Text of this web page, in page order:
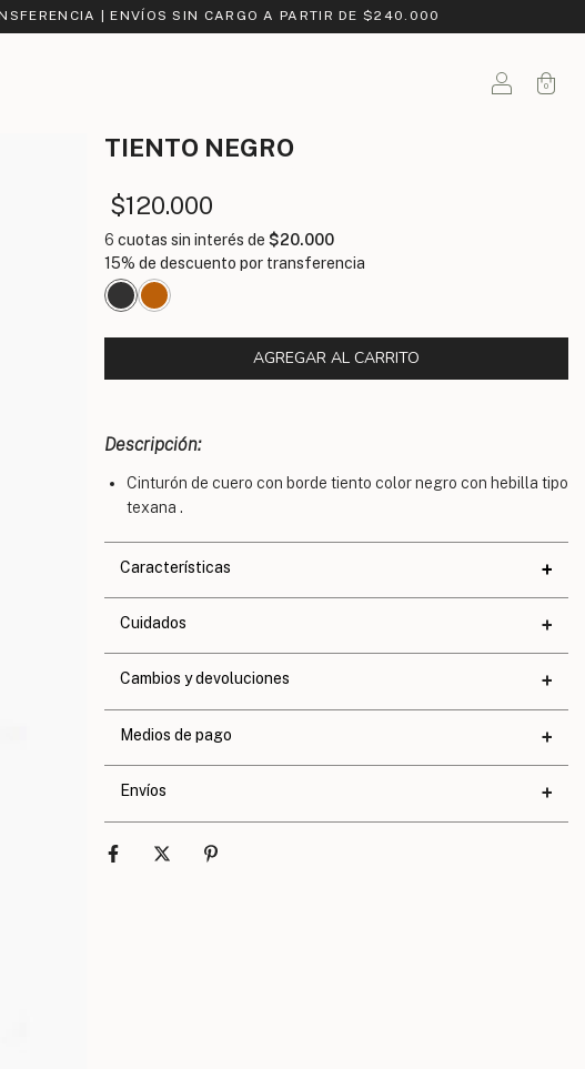
| ENVÍOS SIN CARGO A PARTIR DE $240.000
0
TIENTO
NEGRO
$120.000
6 cuotas sin interés de $20.000
Descripción:
Cinturón de cuero con borde tiento color negro con hebilla tipo
texana .
Características
Cuero
Ancho
3,5 cm.
Largo
100 cm.
Talle único
Cuidados
Cambios y devoluciones
Medios de pago
Envíos